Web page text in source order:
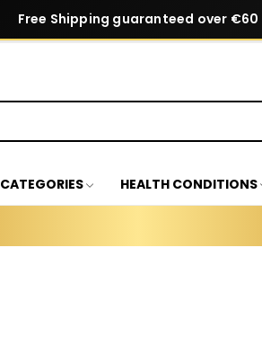
Free Shipping guaranteed over €60
CATEGORIES HEALTH CONDITIONS